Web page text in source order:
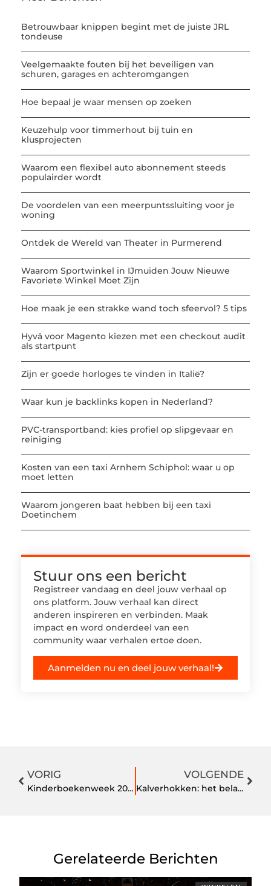
Betrouwbaar knippen begint met de juiste JRL
tondeuse
Veelgemaakte fouten bij het beveiligen van
schuren, garages en achteromgangen
Hoe bepaal je waar mensen op zoeken
Keuzehulp voor timmerhout bij tuin en
klusprojecten
Waarom een flexibel auto abonnement steeds
populairder wordt
De voordelen van een meerpuntssluiting voor je
woning
Ontdek de Wereld van Theater in Purmerend
Waarom Sportwinkel in IJmuiden Jouw Nieuwe
Favoriete Winkel Moet Zijn
Hoe maak je een strakke wand toch sfeervol? 5 tips
Hyvä voor Magento kiezen met een checkout audit
als startpunt
Zijn er goede horloges te vinden in Italië?
Waar kun je backlinks kopen in Nederland?
PVC-transportband: kies profiel op slipgevaar en
reiniging
Kosten van een taxi Arnhem Schiphol: waar u op
moet letten
Waarom jongeren baat hebben bij een taxi
Doetinchem
Stuur ons een bericht
Registreer vandaag en deel jouw verhaal op
ons platform. Jouw verhaal kan direct
anderen inspireren en verbinden. Maak
impact en word onderdeel van een
community waar verhalen ertoe doen.
Aanmelden nu en deel jouw verhaal!
VORIG
Kinderboekenweek 2023, ideaal voor het cultureel zelfportret ckv
VOLGENDE
Kalverhokken: het belang van een goed ontwerp en onderhoud
Gerelateerde Berichten